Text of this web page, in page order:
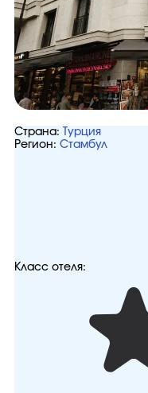
Страна:
Турция
Регион: Стамбул
Класс отеля: